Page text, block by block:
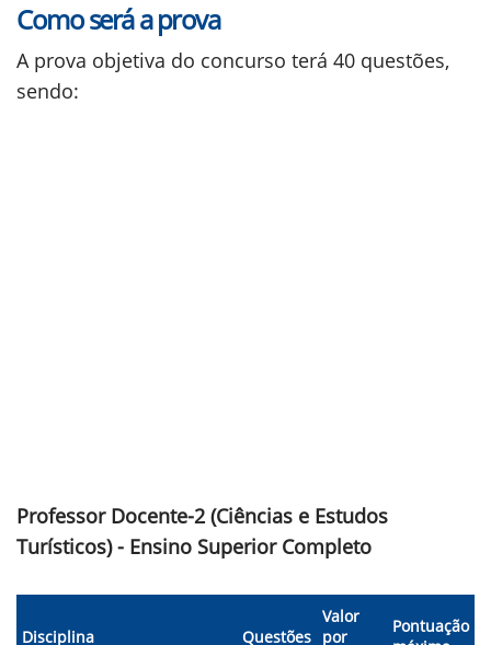
Como será a prova
A prova objetiva do concurso terá 40 questões,
sendo:
Professor Docente-2 (Ciências e Estudos
Turísticos) - Ensino Superior Completo
Disciplina Questões
Valor
por
Pontuação